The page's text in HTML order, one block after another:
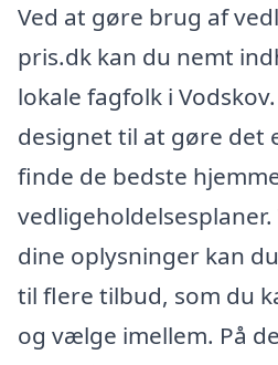
Ved at gøre brug af
pris.dk kan du nemt
lokale fagfolk i
designet til at gøre det
finde de bedste
dine oplysninger kan
til flere tilbud, som du
og vælge imellem. På